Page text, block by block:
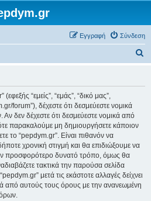
Σύνδεση
Εγγραφή
“εμείς”, “εμάς”, “δικό μας”,
forum”), δέχεστε ότι δεσμεύεστε νομικά
δεν δέχεστε ότι δεσμεύεστε νομικά από
παρακαλούμε μη δημιουργήσετε κάποιον
το “pepdym.gr”. Είναι πιθανόν να
χρονική στιγμή και θα επιδιώξουμε να
προσφορότερο δυνατό τρόπο, όμως θα
τακτικά την παρούσα σελίδα
μετά τις εκάστοτε αλλαγές δείχνει
από αυτούς τους όρους με την ανανεωμένη